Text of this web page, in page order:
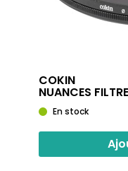
COKIN
NUANCES
En stock